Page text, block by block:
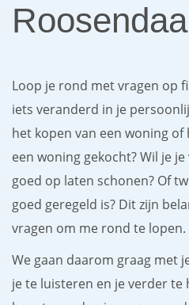
Loop je rond met vragen op
iets veranderd in je
het kopen van een woning of
een woning gekocht? Wil je
goed op laten schonen? Of
goed geregeld is? Dit zijn
vragen om me rond te lopen.
We gaan daarom graag met
je te luisteren en je verder te